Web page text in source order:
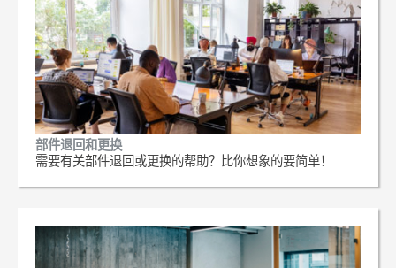
部件退回和更换
需要有关部件退回或更换的帮助？比你想象的要简单！